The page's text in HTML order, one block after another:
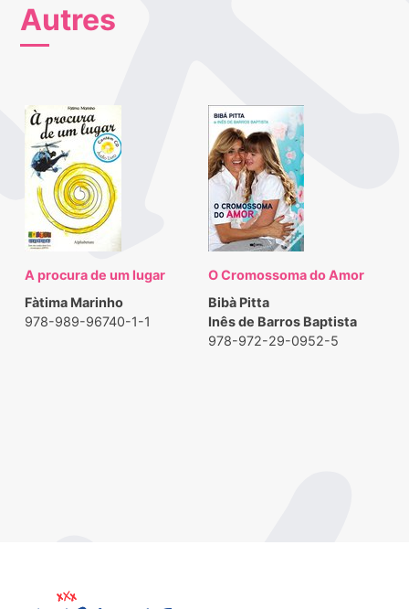
Autres
A procura de um lugar
Fàtima Marinho
978-989-96740-1-1
O Cromossoma do Amor
Bibà Pitta
Inês de Barros Baptista
978-972-29-0952-5